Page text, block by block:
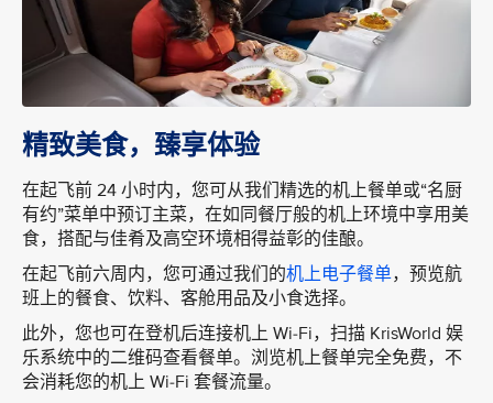
精致美食，臻享体验
在起飞前 24 小时内，您可从我们精选的机上餐单或“名厨
有约”菜单中预订主菜，在如同餐厅般的机上环境中享用美
食，搭配与佳肴及高空环境相得益彰的佳酿。
在起飞前六周内，您可通过我们的机上电子餐单，预览航
班上的餐食、饮料、客舱用品及小食选择。
此外，您也可在登机后连接机上 Wi-Fi，扫描 KrisWorld 娱
乐系统中的二维码查看餐单。浏览机上餐单完全免费，不
会消耗您的机上 Wi-Fi 套餐流量。